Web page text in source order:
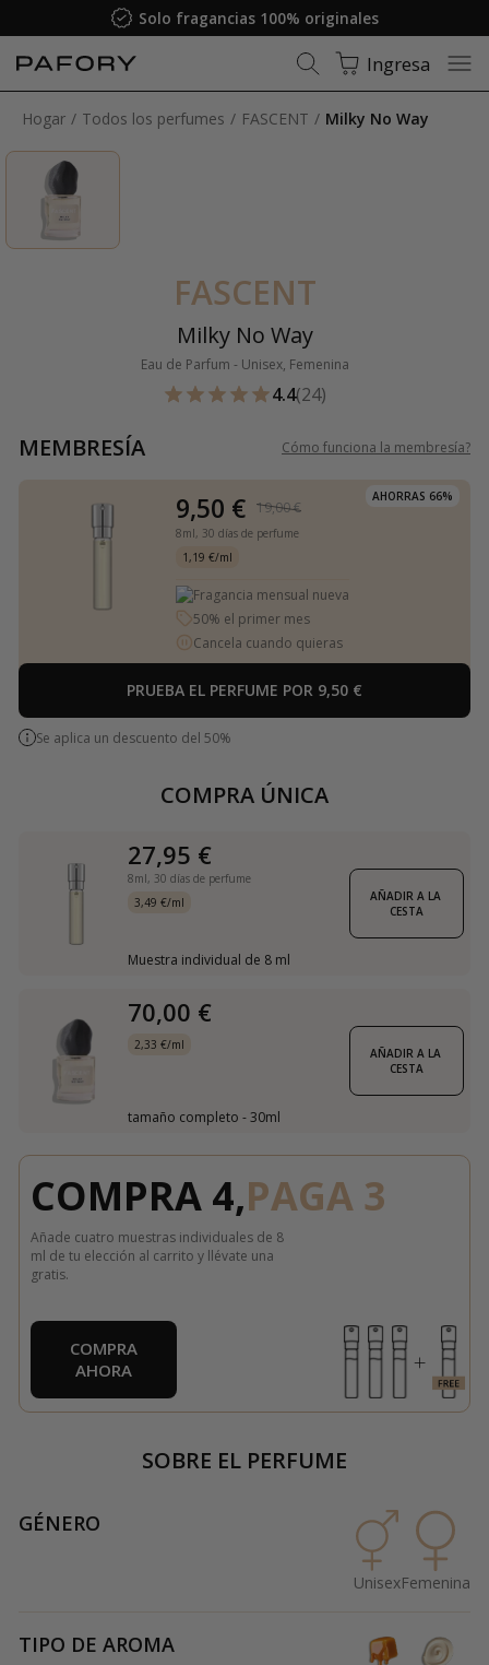
Solo fragancias 100% originales
Ingresa
Hogar Todos los perfumes FASCENT Milky No Way
FASCENT
Milky No Way
Eau de Parfum - Unisex, Femenina
4.4(24)
MEMBRESÍA Cómo funciona la membresía?
AHORRAS 66%
9,50 € 19,00 €
8ml, 30 días de perfume
1,19 €/ml
Fragancia mensual nueva
50% el primer mes
Cancela cuando quieras
PRUEBA EL PERFUME POR 9,50 €
Se aplica un descuento del 50%
COMPRA ÚNICA
27,95 €
8ml, 30 días de perfume
3,49 €/ml
Muestra individual de 8 ml
AÑADIR A LA
CESTA
70,00 €
2,33 €/ml
tamaño completo - 30ml
AÑADIR A LA
CESTA
COMPRA 4,PAGA 3
Añade cuatro muestras individuales de 8
ml de tu elección al carrito y llévate una
gratis.
COMPRA
AHORA
SOBRE EL PERFUME
GÉNERO
UnisexFemenina
TIPO DE AROMA